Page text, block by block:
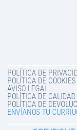
POLÍTICA DE
POLÍTICA DE COOKIES
AVISO LEGAL
POLÍTICA DE CALIDAD
POLÍTICA DE
ENVÍANOS TU